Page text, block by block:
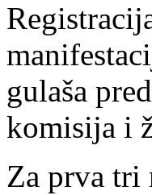
gulaša
komisija i
Za prva tri